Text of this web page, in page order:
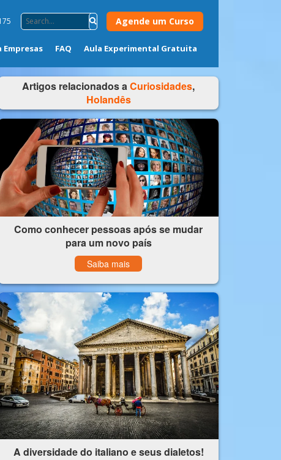
Agende um Curso
Empresas FAQ Aula Experimental Gratuita
Artigos relacionados aCuriosidades,
Holandês
Como conhecer pessoas após se mudar
para um novo país
Saiba mais
A diversidade do italiano e seus dialetos!